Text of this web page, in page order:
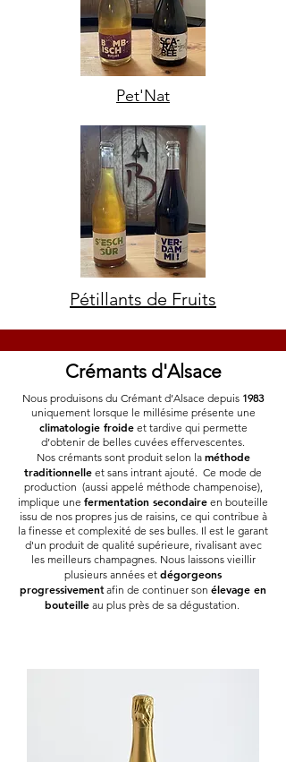
Pet'Nat
Pétillants de Fruits
Crémants d'Alsace
Nous produisons du Crémant d’Alsace depuis 1983
uniquement lorsque le millésime présente une
climatologie froideet tardive qui permette
d’obtenir de belles cuvées effervescentes.
Nos crémants sont produit selon la méthode
traditionnelle et sans intrant ajouté. Ce mode de
production (aussi appelé méthode champenoise),
implique une fermentation secondaire en bouteille
issu de nos propres jus de raisins, ce qui contribue à
la finesse et complexité de ses bulles. Il est le garant
d'un produit de qualité supérieure, rivalisant avec
les meilleurs champagnes. Nous laissons vieillir
plusieurs années et dégorgeons
progressivementafin de continuer son élevage en
bouteilleau plus près de sa dégustation.